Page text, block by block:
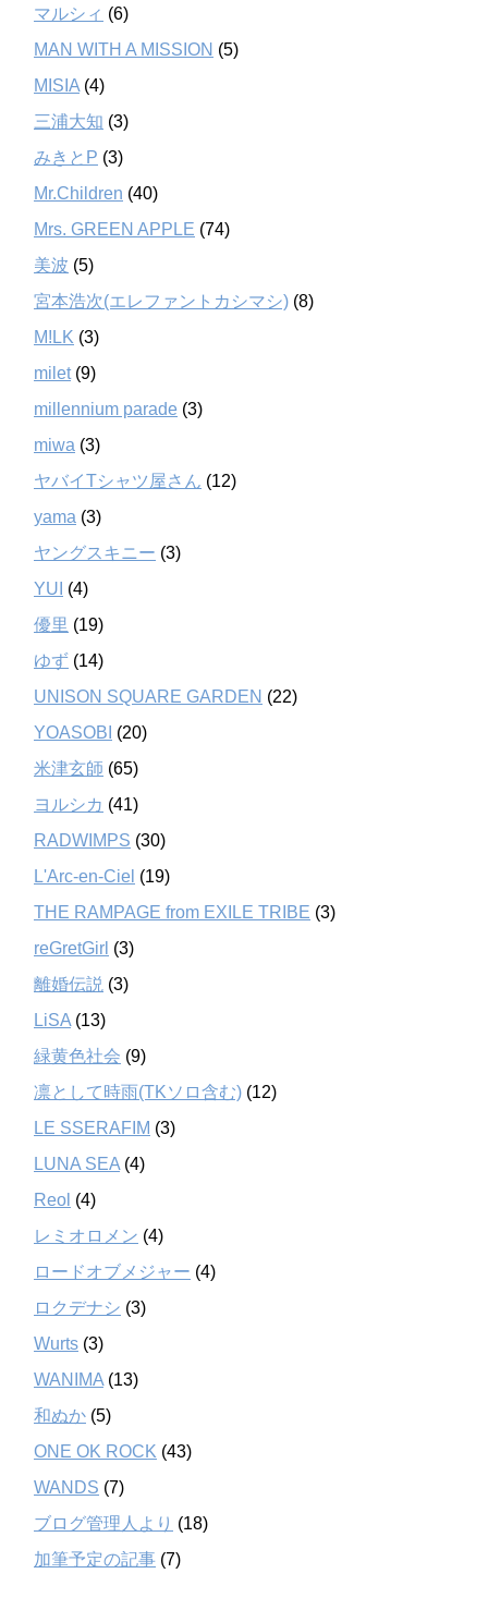
マルシィ (6)
MAN WITH A MISSION (5)
MISIA (4)
三浦大知 (3)
みきとP (3)
Mr.Children (40)
Mrs. GREEN APPLE (74)
美波 (5)
宮本浩次(エレファントカシマシ) (8)
M!LK (3)
milet(9)
millennium parade (3)
miwa (3)
ヤバイTシャツ屋さん (12)
yama (3)
ヤングスキニー (3)
YUI (4)
優里 (19)
ゆず (14)
UNISON SQUARE GARDEN (22)
YOASOBI (20)
米津玄師 (65)
ヨルシカ (41)
RADWIMPS (30)
L'Arc-en-Ciel (19)
THE RAMPAGE from EXILE TRIBE (3)
reGretGirl (3)
離婚伝説 (3)
LiSA (13)
緑黄色社会 (9)
凛として時雨(TKソロ含む) (12)
LE SSERAFIM (3)
LUNA SEA (4)
Reol (4)
レミオロメン (4)
ロードオブメジャー (4)
ロクデナシ (3)
Wurts (3)
WANIMA (13)
和ぬか (5)
ONE OK ROCK (43)
WANDS (7)
ブログ管理人より (18)
加筆予定の記事 (7)